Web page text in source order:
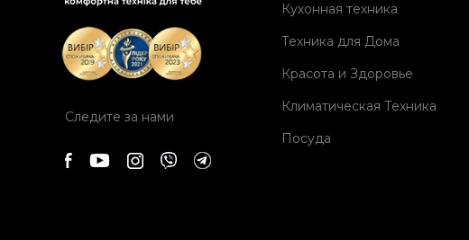
Следите за нами
Кухонная техника
Техника для Дома
Красота и Здоровье
Климатическая Техника
Посуда